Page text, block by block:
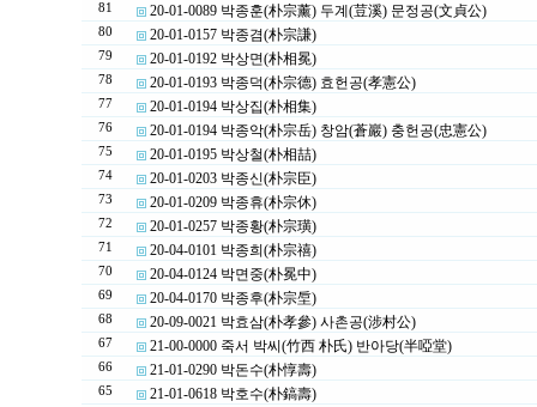
81 20-01-0089 박종훈(朴宗薰) 두계(荳溪) 문정공(文貞公)
80 20-01-0157 박종겸(朴宗謙)
79 20-01-0192 박상면(朴相冕)
78 20-01-0193 박종덕(朴宗德) 효헌공(孝憲公)
77 20-01-0194 박상집(朴相集)
76 20-01-0194 박종악(朴宗岳) 창암(蒼巖) 충헌공(忠憲公)
75 20-01-0195 박상철(朴相喆)
74 20-01-0203 박종신(朴宗臣)
73 20-01-0209 박종휴(朴宗休)
72 20-01-0257 박종황(朴宗璜)
71 20-04-0101 박종희(朴宗禧)
70 20-04-0124 박면중(朴冕中)
69 20-04-0170 박종후(朴宗垕)
68 20-09-0021 박효삼(朴孝參) 사촌공(涉村公)
67 21-00-0000 죽서 박씨(竹西 朴氏) 반아당(半啞堂)
66 21-01-0290 박돈수(朴惇壽)
65 21-01-0618 박호수(朴鎬壽)